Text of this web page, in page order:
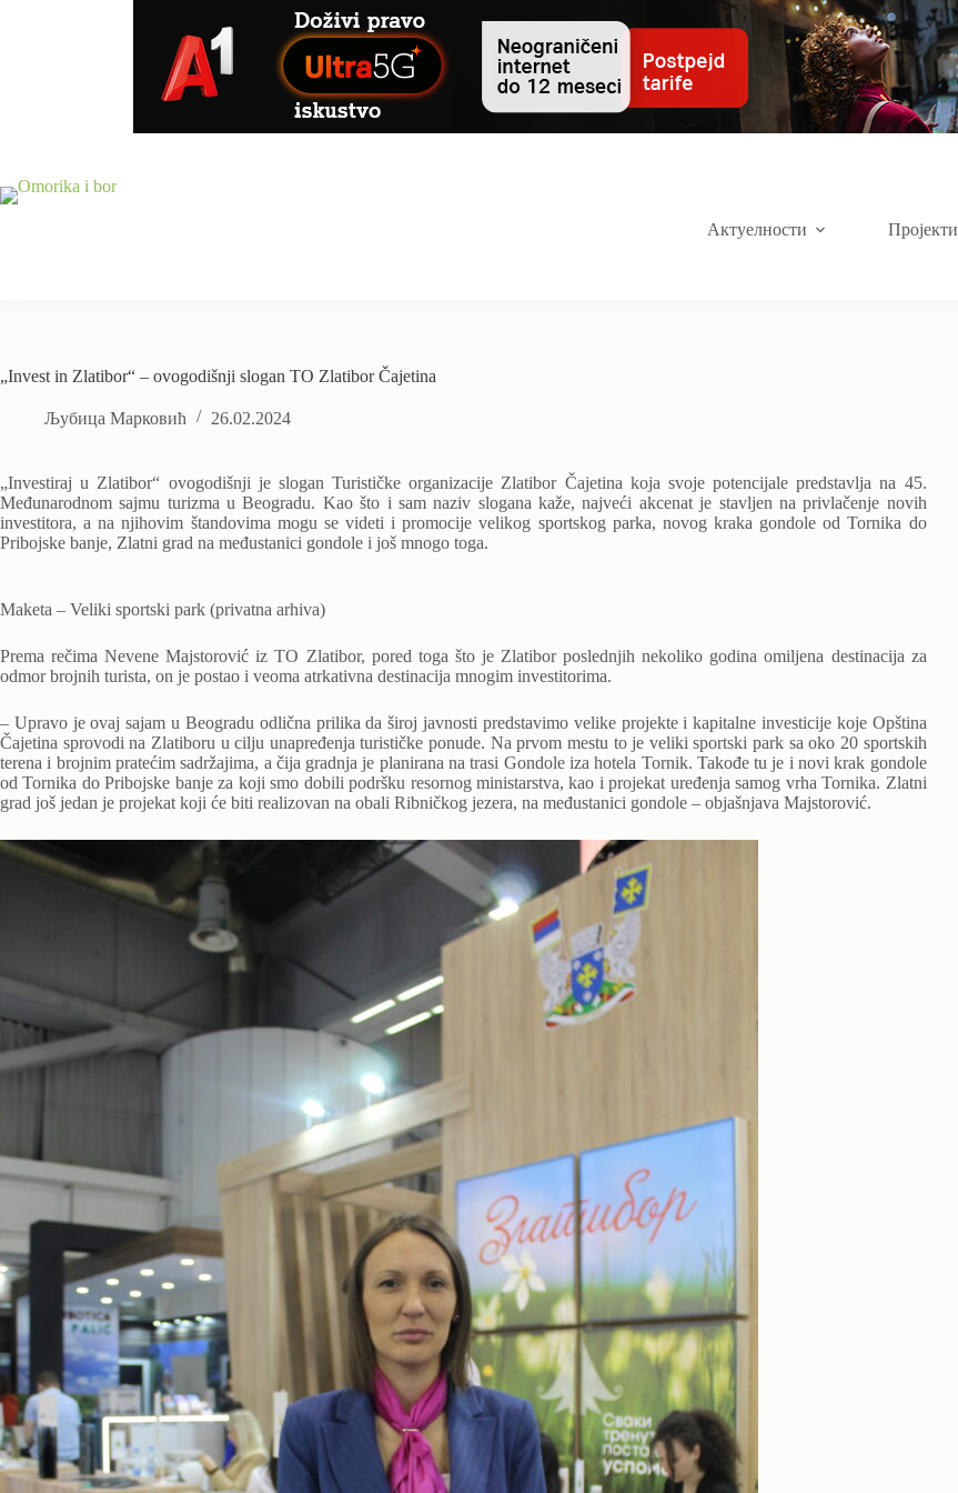
Актуелности Пројекти
„Invest in Zlatibor“ – ovogodišnji slogan TO Zlatibor Čajetina
Љубица Марковић 26.02.2024
„Investiraj u Zlatibor“ ovogodišnji je slogan Turističke organizacije Zlatibor Čajetina koja svoje potencijale predstavlja na 45.
Međunarodnom sajmu turizma u Beogradu. Kao što i sam naziv slogana kaže, najveći akcenat je stavljen na privlačenje novih
investitora, a na njihovim štandovima mogu se videti i promocije velikog sportskog parka, novog kraka gondole od Tornika do
Pribojske banje, Zlatni grad na međustanici gondole i još mnogo toga.
Maketa – Veliki sportski park (privatna arhiva)
Prema rečima Nevene Majstorović iz TO Zlatibor, pored toga što je Zlatibor poslednjih nekoliko godina omiljena destinacija za
odmor brojnih turista, on je postao i veoma atrkativna destinacija mnogim investitorima.
– Upravo je ovaj sajam u Beogradu odlična prilika da široj javnosti predstavimo velike projekte i kapitalne investicije koje Opština
Čajetina sprovodi na Zlatiboru u cilju unapređenja turističke ponude. Na prvom mestu to je veliki sportski park sa oko 20 sportskih
terena i brojnim pratećim sadržajima, a čija gradnja je planirana na trasi Gondole iza hotela Tornik. Takođe tu je i novi krak gondole
od Tornika do Pribojske banje za koji smo dobili podršku resornog ministarstva, kao i projekat uređenja samog vrha Tornika. Zlatni
grad još jedan je projekat koji će biti realizovan na obali Ribničkog jezera, na međustanici gondole – objašnjava Majstorović.